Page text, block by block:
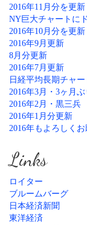
2016年11月分を更新
NY巨大チャートに
2016年10月分を更新
2016年9月更新
8月分更新
2016年7月更新
日経平均長期チャ
2016年3月・3ヶ月
2016年2月・黒三兵
2016年1月分更新
2016年もよろしく
Links
ロイター
ブルームバーグ
日本経済新聞
東洋経済